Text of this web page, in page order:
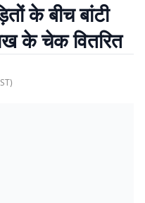
के बीच बांटी
के चेक वितरित